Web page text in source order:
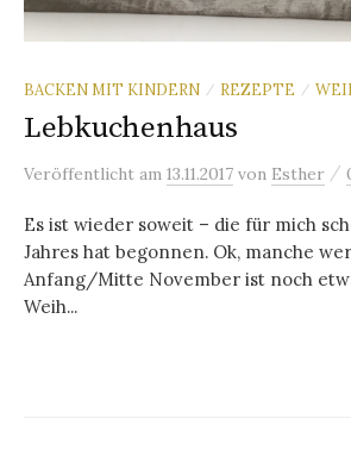
BACKEN MIT KINDERN / REZEPTE /
Lebkuchenhaus
Veröffentlicht am 13.11.2017 von Esther /
Es ist wieder soweit – die für mich
Jahres hat begonnen. Ok, manche
Anfang/Mitte November ist noch
Weih...